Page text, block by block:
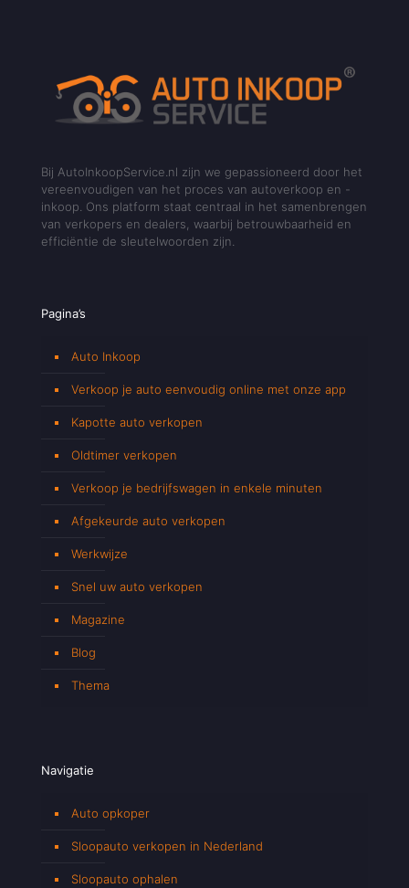
Bij AutoInkoopService.nl zijn we gepassioneerd door het
vereenvoudigen van het proces van autoverkoop en -
inkoop. Ons platform staat centraal in het samenbrengen
van verkopers en dealers, waarbij betrouwbaarheid en
efficiëntie de sleutelwoorden zijn.
Pagina’s
Auto Inkoop
Verkoop je auto eenvoudig online met onze app
Kapotte auto verkopen
Oldtimer verkopen
Verkoop je bedrijfswagen in enkele minuten
Afgekeurde auto verkopen
Werkwijze
Snel uw auto verkopen
Magazine
Blog
Thema
Navigatie
Auto opkoper
Sloopauto verkopen in Nederland
Sloopauto ophalen